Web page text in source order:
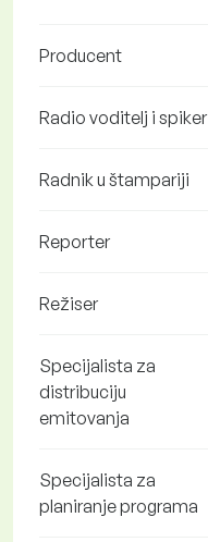
Producent
Radio voditelj i spiker
Radnik u štampariji
Reporter
Režiser
Specijalista za
distribuciju
emitovanja
Specijalista za
planiranje programa